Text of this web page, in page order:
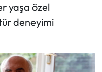
yaşa özel
deneyimi